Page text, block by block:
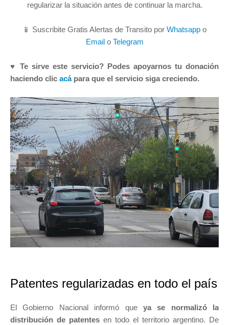
regularizar la situación antes de continuar la marcha.
📱 Suscribite Gratis Alertas de Transito por Whatsapp o
Emailo Telegram
♥ Te sirve este servicio? Podes apoyarnos tu donación
haciendo clic acápara que el servicio siga creciendo.
Patentes regularizadas en todo el país
El Gobierno Nacional informó que ya se normalizó la
distribución de patentes en todo el territorio argentino. De